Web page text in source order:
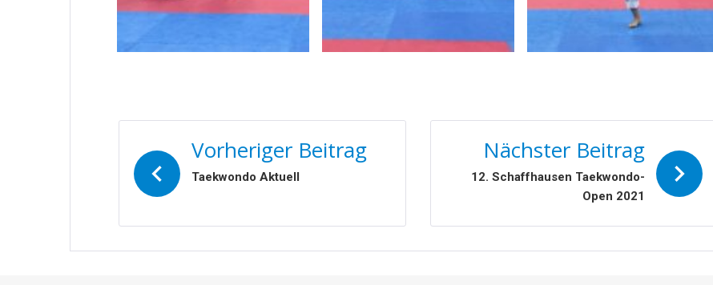
Vorheriger Beitrag
Taekwondo Aktuell
Nächster Beitrag
12. Schaffhausen Taekwondo-
Open 2021